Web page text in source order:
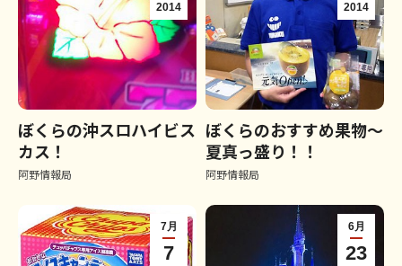
2014
ぼくらの沖スロハイビス
カス！
阿野情報局
2014
ぼくらのおすすめ果物～
夏真っ盛り！！
阿野情報局
7月
7
6月
23